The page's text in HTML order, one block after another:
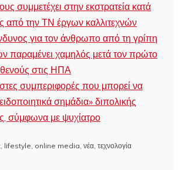
συμμετέχει στην εκστρατεία κατά
από την ΤΝ έργων καλλιτεχνών
για τον άνθρωπο από τη γρίπη
παραμένει χαμηλός μετά τον πρώτο
στις ΗΠΑ
συμπεριφορές που μπορεί να
σημάδια» διπολικής
σύμφωνα με ψυχίατρο
, lifestyle, online media, νέα, τεχνολογία